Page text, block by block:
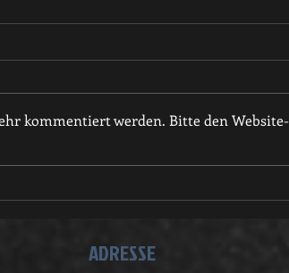
Tischtennis Mini
kommentiert werden. Bitte den
ADRESSE